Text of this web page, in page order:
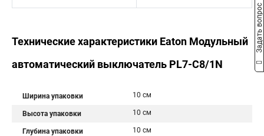
Технические характеристики Eaton Модульный
автоматический выключатель PL7-C8/1N
Ширина упаковки 10 см
Высота упаковки 10 см
Глубина упаковки 10 см
Задать вопрос